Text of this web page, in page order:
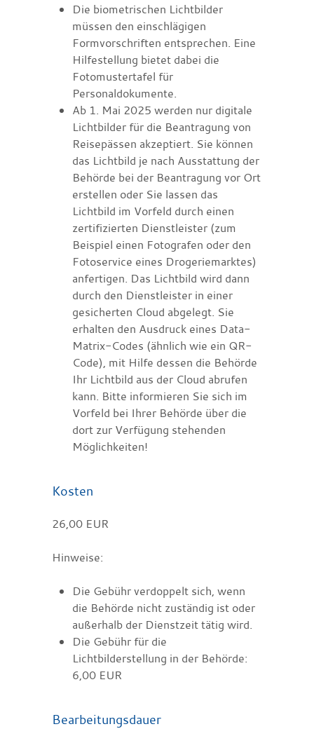
Die biometrischen Lichtbilder
müssen den einschlägigen
Formvorschriften entsprechen. Eine
Hilfestellung bietet dabei die
Fotomustertafel für
Personaldokumente.
Ab 1. Mai 2025 werden nur digitale
Lichtbilder für die Beantragung von
Reisepässen akzeptiert. Sie können
das Lichtbild je nach Ausstattung der
Behörde bei der Beantragung vor Ort
erstellen oder Sie lassen das
Lichtbild im Vorfeld durch einen
zertifizierten Dienstleister (zum
Beispiel einen Fotografen oder den
Fotoservice eines Drogeriemarktes)
anfertigen. Das Lichtbild wird dann
durch den Dienstleister in einer
gesicherten Cloud abgelegt. Sie
erhalten den Ausdruck eines Data-
Matrix-Codes (ähnlich wie ein QR-
Code), mit Hilfe dessen die Behörde
Ihr Lichtbild aus der Cloud abrufen
kann. Bitte informieren Sie sich im
Vorfeld bei Ihrer Behörde über die
dort zur Verfügung stehenden
Möglichkeiten!
Kosten
26,00 EUR
Hinweise:
Die Gebühr verdoppelt sich, wenn
die Behörde nicht zuständig ist oder
außerhalb der Dienstzeit tätig wird.
Die Gebühr für die
Lichtbilderstellung in der Behörde:
6,00 EUR
Bearbeitungsdauer